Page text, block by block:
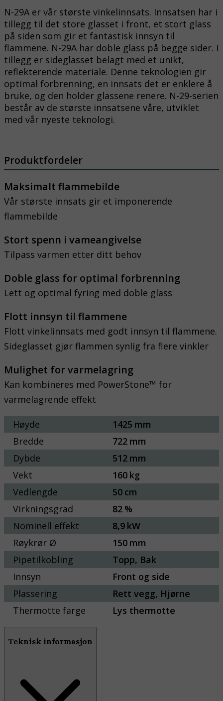
N-29A er vår største vinkelinnsats. Innsatsen har i
tillegg til det store glasset i front, et stort glass
på siden som gir et fantastisk innsyn til
flammene. N-29A har doble glass på begge sider. I
tillegg er sideglasset belagt med et unikt,
reflekterende materiale. Denne teknologien gir
optimal forbrenning, en innsats det er enklere å
bruke, og den holder glassene renere. N-29-serien
består av de største innsatsene våre, utviklet
med vår nyeste teknologi.
Produktfordeler
Maksimalt flammebilde
Vår største innsats gir et imponerende
flammebilde
Stort spenn i vameangivelse
Tilpass varmen etter ditt behov
Doble glass for optimal forbrenning
Lett og optimal fyring med doble glass
Flott innsyn til flammene
Flott vinkelinnsats med godt innsyn til flammene.
Sideglasset gjør flammen synlig fra flere vinkler
Mulighet for varmelagring
Kan kombineres med PowerStone™ for
varmelagrende effekt
Høyde 1425 mm
Bredde
722 mm
Dybde
512 mm
Vekt
160 kg
Vedlengde
50 cm
Virkningsgrad
82 %
Nominell effekt
8,9 kW
Røykrør Ø
150 mm
Pipetilkobling
Topp, Bak
Innsyn
Front og side
Plassering
Rett vegg, Hjørne
Thermotte farge
Lys thermotte
Teknisk informasjon